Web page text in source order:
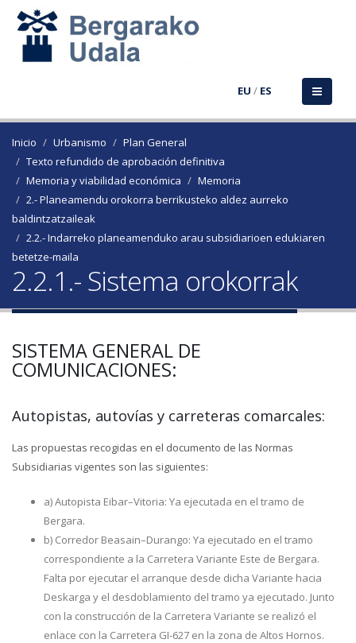
EU / ES
Inicio Urbanismo
Plan General
Texto refundido de aprobación definitiva
Memoria y viabilidad económica
Memoria
2.- Planeamendu orokorra berrikusteko aldez aurreko
baldintzatzaileak
2.2.- Indarreko planeamenduko arau subsidiarioen edukiaren
betetze-maila
2.2.1.- Sistema orokorrak
SISTEMA GENERAL DE
COMUNICACIONES:
Autopistas, autovías y carreteras comarcales:
Las propuestas recogidas en el documento de las Normas
Subsidiarias vigentes son las siguientes:
a) Autopista Eibar–Vitoria: Ya ejecutada en el tramo de
Bergara.
b) Corredor Beasain–Durango: Ya ejecutado en el tramo
correspondiente a la Carretera Variante Este de Bergara.
Falta por ejecutar el arranque desde dicha Variante hacia
Deskarga y el desdoblamiento del tramo ya ejecutado. Junto
con la construcción de la Carretera Variante se realizó el
enlace con la Carretera GI-627 en la zona de Altos Hornos.